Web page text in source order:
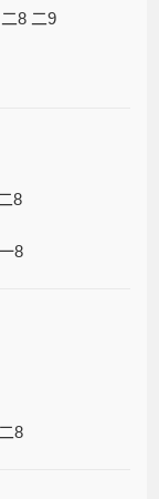
8 二9
8
8
8